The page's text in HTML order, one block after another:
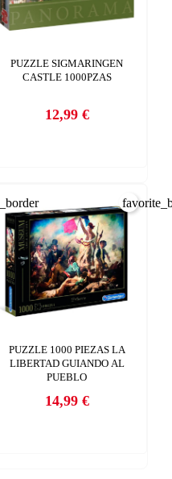
PUZZLE SIGMARINGEN
CASTLE 1000PZAS
Precio
12,99 €
PUZZLE 1000 PIEZAS LA
LIBERTAD GUIANDO AL
PUEBLO
Precio
14,99 €